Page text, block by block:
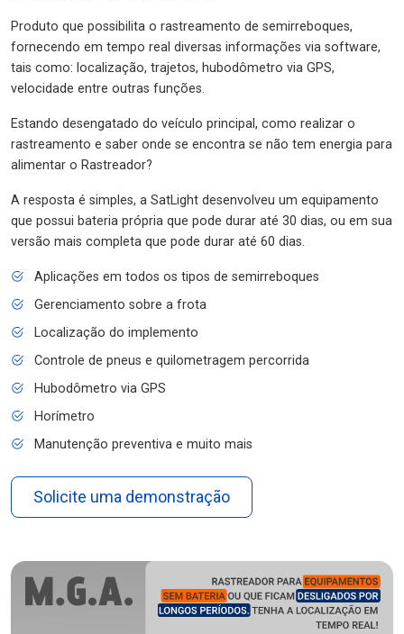
Produto que possibilita o rastreamento de semirreboques,
fornecendo em tempo real diversas informações via software,
tais como: localização, trajetos, hubodômetro via GPS,
velocidade entre outras funções.
Estando desengatado do veículo principal, como realizar o
rastreamento e saber onde se encontra se não tem energia para
alimentar o Rastreador?
A resposta é simples, a SatLight desenvolveu um equipamento
que possui bateria própria que pode durar até 30 dias, ou em sua
versão mais completa que pode durar até 60 dias.
Aplicações em todos os tipos de semirreboques
Gerenciamento sobre a frota
Localização do implemento
Controle de pneus e quilometragem percorrida
Hubodômetro via GPS
Horímetro
Manutenção preventiva e muito mais
Solicite uma demonstração